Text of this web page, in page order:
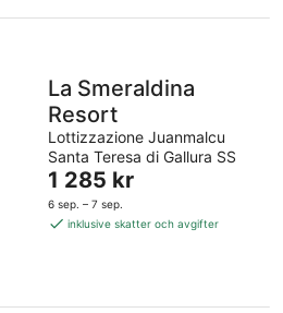
La Smeraldina
Resort
Lottizzazione Juanmalcu
Santa Teresa di Gallura SS
Priset
är
1 285 kr
1 285 kr
6 sep. – 7 sep.
inklusive skatter och avgifter